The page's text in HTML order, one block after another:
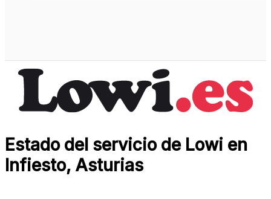
Estado del servicio de Lowi en
Infiesto, Asturias